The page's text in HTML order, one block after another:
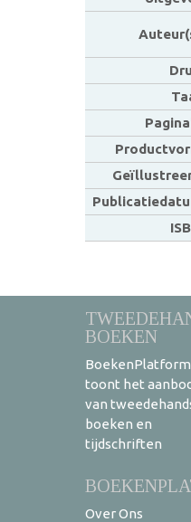
BOEKEN
toont het
van
boeken en
tijdschriften
Over Ons